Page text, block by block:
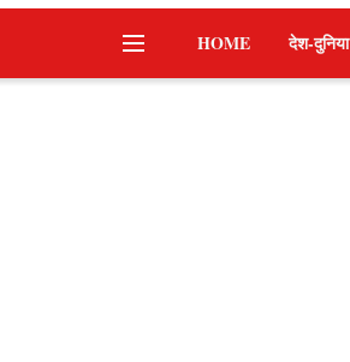
HOME देश-दुनिया